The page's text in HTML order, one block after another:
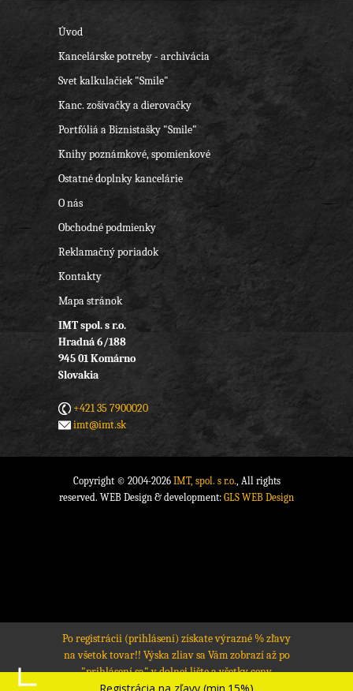
Úvod
Kancelárske potreby - archivácia
Svet kalkulačiek "Smile"
Kanc. zošívačky a dierovačky
Portfóliá a Biznistašky "Smile"
Knihy poznámkové, spomienkové
Ostatné doplnky kancelárie
O nás
Obchodné podmienky
Reklamačný poriadok
Kontakty
Mapa stránok
IMT spol. s r.o.
Hradná 6/188
945 01 Komárno
Slovakia
+421 35 7900020
imt@imt.sk
Copyright © 2004-2026 IMT, spol. s r.o., All rights
reserved. WEB Design & development: GLS WEB Design
Po registrácii (prihlásení) získate výrazné % zľavy
na všetok tovar!! Výska zliav sa Vám zobrazí až po
"prihlásení sa" v dolnej lište a všetky ceny
produktov sa prepočítajú na zľavnené ceny.